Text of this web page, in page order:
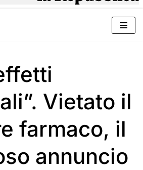
Vietato il
farmaco, il
annuncio